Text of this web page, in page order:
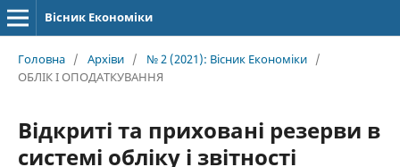
Вісник Економіки
Головна / Архіви / № 2 (2021): Вісник Економіки /
ОБЛІК І ОПОДАТКУВАННЯ
Відкриті та приховані резерви в
системі обліку і звітності